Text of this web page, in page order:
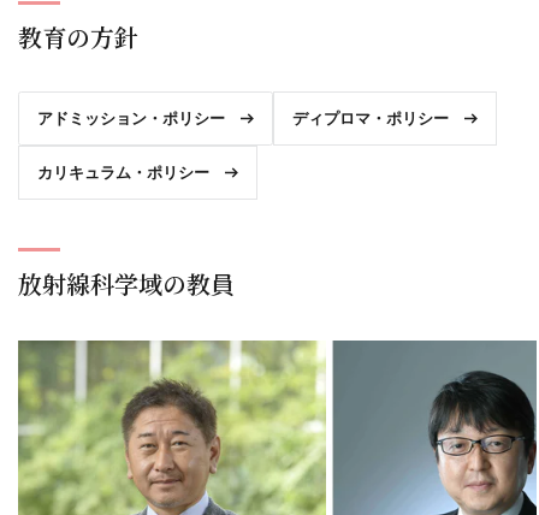
教育の方針
アドミッション・ポリシー ディプロマ・ポリシー
カリキュラム・ポリシー
放射線科学域の教員